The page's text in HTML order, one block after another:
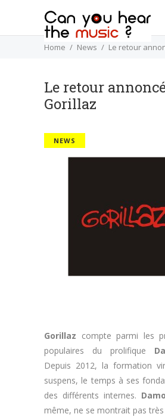
Home News Le retour
Le retour
Gorillaz
NEWS
Gorillaz compte parmi les
populaires du prolifique
Depuis 2012, la formation
suspens, le temps à ses
des différents internes.
même, ne se montrait pas